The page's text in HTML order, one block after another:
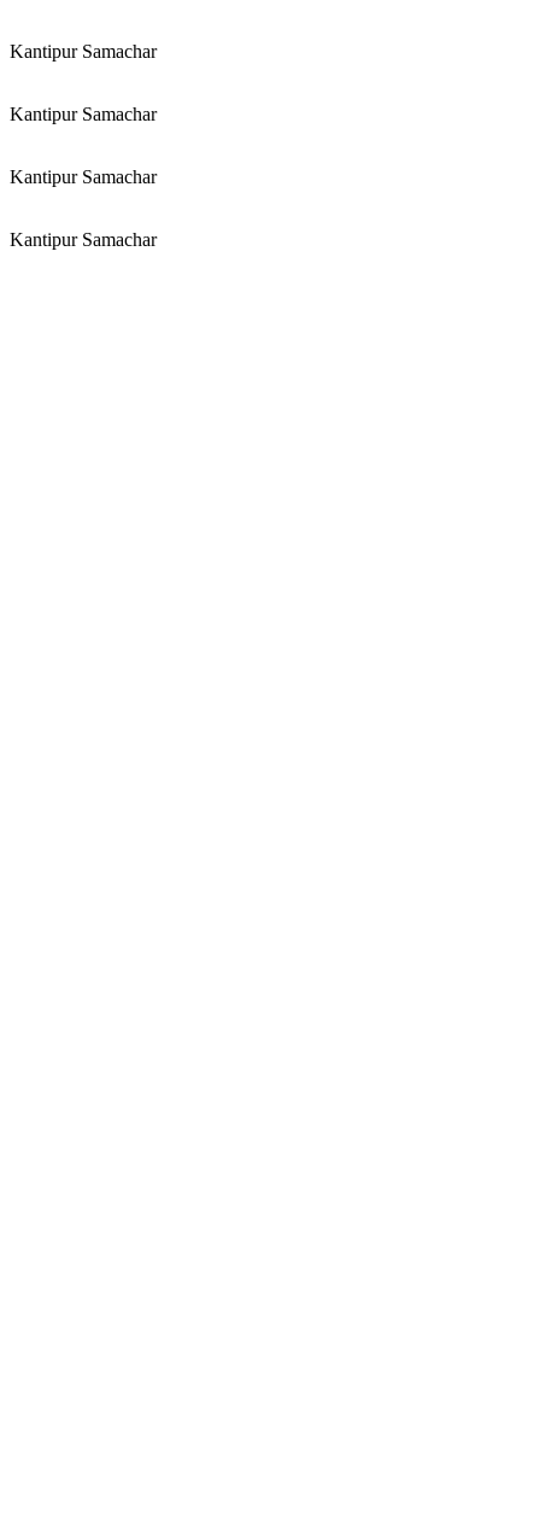
Kantipur Samachar
Kantipur Samachar
Kantipur Samachar
Kantipur Samachar